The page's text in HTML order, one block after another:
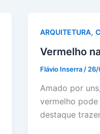
ARQUITETURA,
Vermelho
Flávio Inserra /
Amado por
vermelho
destaque